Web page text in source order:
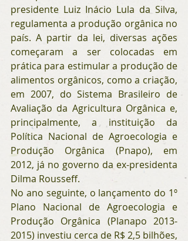
presidente Luiz Inácio Lula da Silva,
regulamenta a produção orgânica no
país. A partir da lei, diversas ações
começaram a ser colocadas em
prática para estimular a produção de
alimentos orgânicos, como a criação,
em 2007, do Sistema Brasileiro de
Avaliação da Agricultura Orgânica e,
principalmente, a instituição da
Política Nacional de Agroecologia e
Produção Orgânica (Pnapo), em
2012, já no governo da ex-presidenta
Dilma Rousseff.
No ano seguinte, o lançamento do 1º
Plano Nacional de Agroecologia e
Produção Orgânica (Planapo 2013-
2015) investiu cerca de R$ 2,5 bilhões,